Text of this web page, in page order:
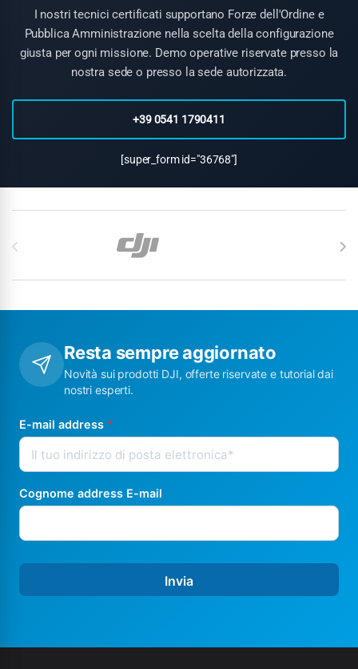
sonocomplementari: il radar identifica e localizza l'intruso, la
NetGun lo neutralizza in sicurezza. Entrambi sono richiesti per
una protezione completa di siti sensibili.
I nostri tecnici certificati supportano Forze dell'Ordine e
Pubblica Amministrazione nella scelta della configurazione
giusta per ogni missione. Demo operative riservate presso la
nostra sede o presso la sede autorizzata.
+39 0541 1790411
[super_form id="36768"]
Resta sempre aggiornato
Novità sui prodotti DJI, offerte riservate e tutorial dai
nostri esperti.
E-mail address *
Cognome address E-mail
Invia